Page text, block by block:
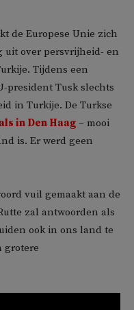
de Europese Unie zich
over persvrijheid- en
Tijdens een
president Tusk slechts
in Turkije. De Turkse
in Den Haag – mooi
is. Er werd geen
vuil gemaakt aan de
zal antwoorden als
ook in ons land te
grotere